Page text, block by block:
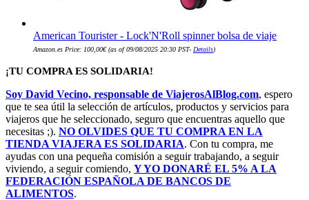
American Tourister - Lock'N'Roll spinner bolsa de viaje
Amazon.es Price: 100,00€(as of 09/08/2025 20:30 PST- Details)
¡TU COMPRA ES SOLIDARIA!
Soy David Vecino, responsable de ViajerosAlBlog.com, espero
que te sea útil la selección de artículos, productos y servicios para
viajeros que he seleccionado, seguro que encuentras aquello que
necesitas ;). NO OLVIDES QUE TU COMPRA EN LA
TIENDA VIAJERA ES SOLIDARIA. Con tu compra, me
ayudas con una pequeña comisión a seguir trabajando, a seguir
viviendo, a seguir comiendo, Y YO DONARÉ EL 5% A LA
FEDERACIÓN ESPAÑOLA DE BANCOS DE
ALIMENTOS.